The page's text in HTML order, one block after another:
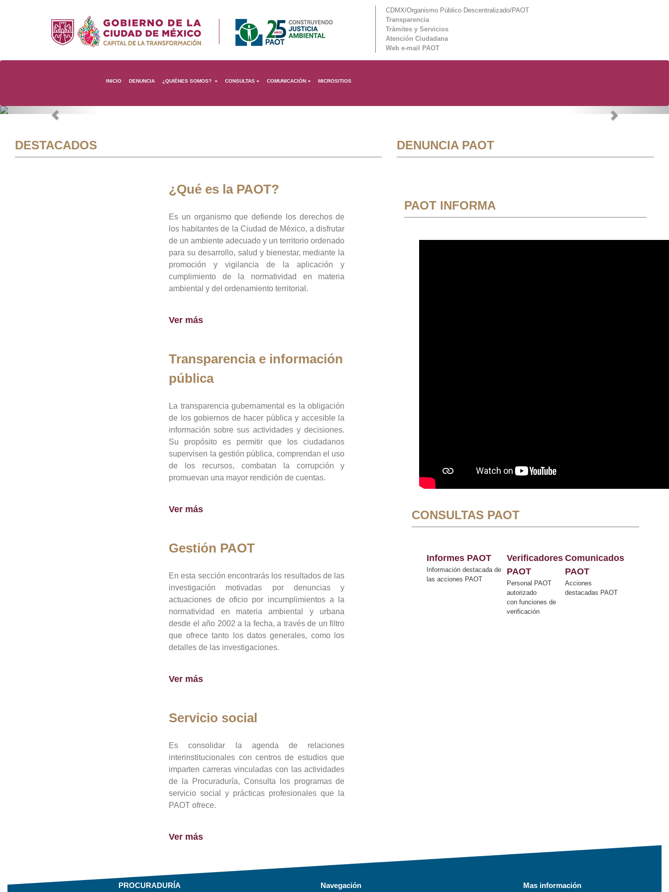
CDMX/Organismo Público Descentralizado/PAOT
Transparencia
Trámites y Servicios
Atención Ciudadana
Web e-mail PAOT
INICIO DENUNCIA ¿QUIÉNES SOMOS? CONSULTAS COMUNICACIÓN MICROSITIOS
Previous Next
DESTACADOS
¿Qué es la PAOT?
Es un organismo que defiende los derechos de
los habitantes de la Ciudad de México, a disfrutar
de un ambiente adecuado y un territorio ordenado
para su desarrollo, salud y bienestar, mediante la
promoción y vigilancia de la aplicación y
cumplimiento de la normatividad en materia
ambiental y del ordenamiento territorial.
Ver más
Transparencia e información
pública
La transparencia gubernamental es la obligación
de los gobiernos de hacer pública y accesible la
información sobre sus actividades y decisiones.
Su propósito es permitir que los ciudadanos
supervisen la gestión pública, comprendan el uso
de los recursos, combatan la corrupción y
promuevan una mayor rendición de cuentas.
Ver más
Gestión PAOT
En esta sección encontrarás los resultados de las
investigación motivadas por denuncias y
actuaciones de oficio por incumplimientos a la
normatividad en materia ambiental y urbana
desde el año 2002 a la fecha, a través de un filtro
que ofrece tanto los datos generales, como los
detalles de las investigaciones.
Ver más
Servicio social
Es consolidar la agenda de relaciones
interinstitucionales con centros de estudios que
imparten carreras vinculadas con las actividades
de la Procuraduría, Consulta los programas de
servicio social y prácticas profesionales que la
PAOT ofrece.
Ver más
DENUNCIA PAOT
PAOT INFORMA
CONSULTAS PAOT
Informes PAOT
Información destacada de
las acciones PAOT
Verificadores
PAOT
Personal PAOT
autorizado
con funciones de
verificación
Comunicados
PAOT
Acciones
destacadas PAOT
PROCURADURÍA Navegación Mas información